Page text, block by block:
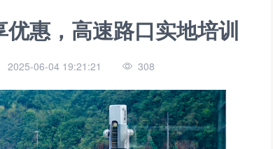
惠，高速路口实地培训
2025-06-04 19:21:21 308